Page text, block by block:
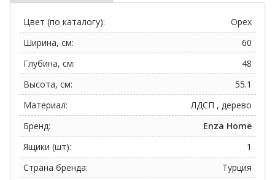
Цвет (по каталогу):
Орех
Ширина, см:
60
Глубина, см:
48
Высота, см:
55.1
Материал:
ЛДСП , дерево
Бренд:
Enza Home
Ящики (шт):
1
Страна бренда:
Турция